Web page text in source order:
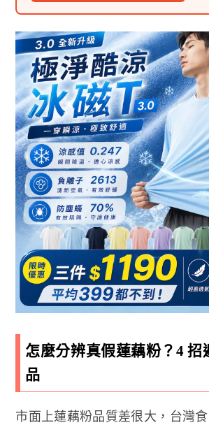
怎麼分辨真假蓮藕粉？4 招
品
市面上蓮藕粉品質差很大，台灣